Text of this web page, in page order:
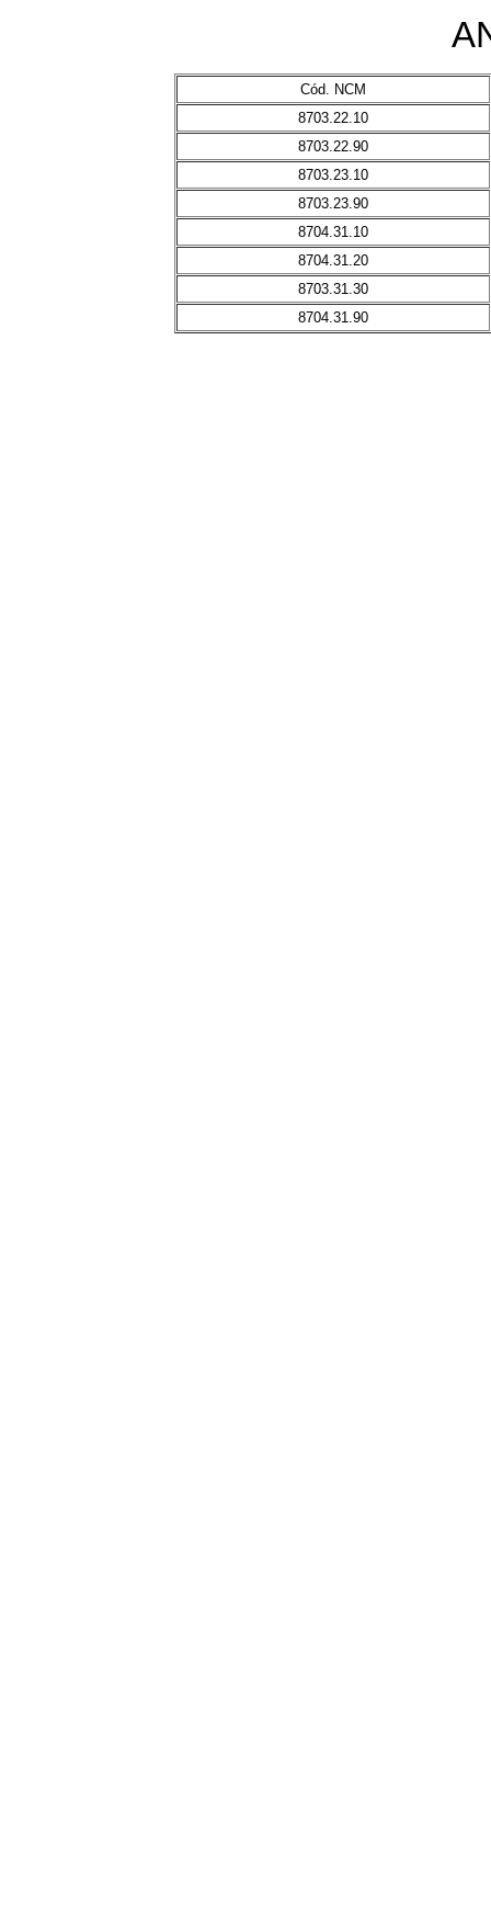
Cód. NCM
8703.22.10
8703.22.90
8703.23.10
8703.23.90
8704.31.10
8704.31.20
8703.31.30
8704.31.90